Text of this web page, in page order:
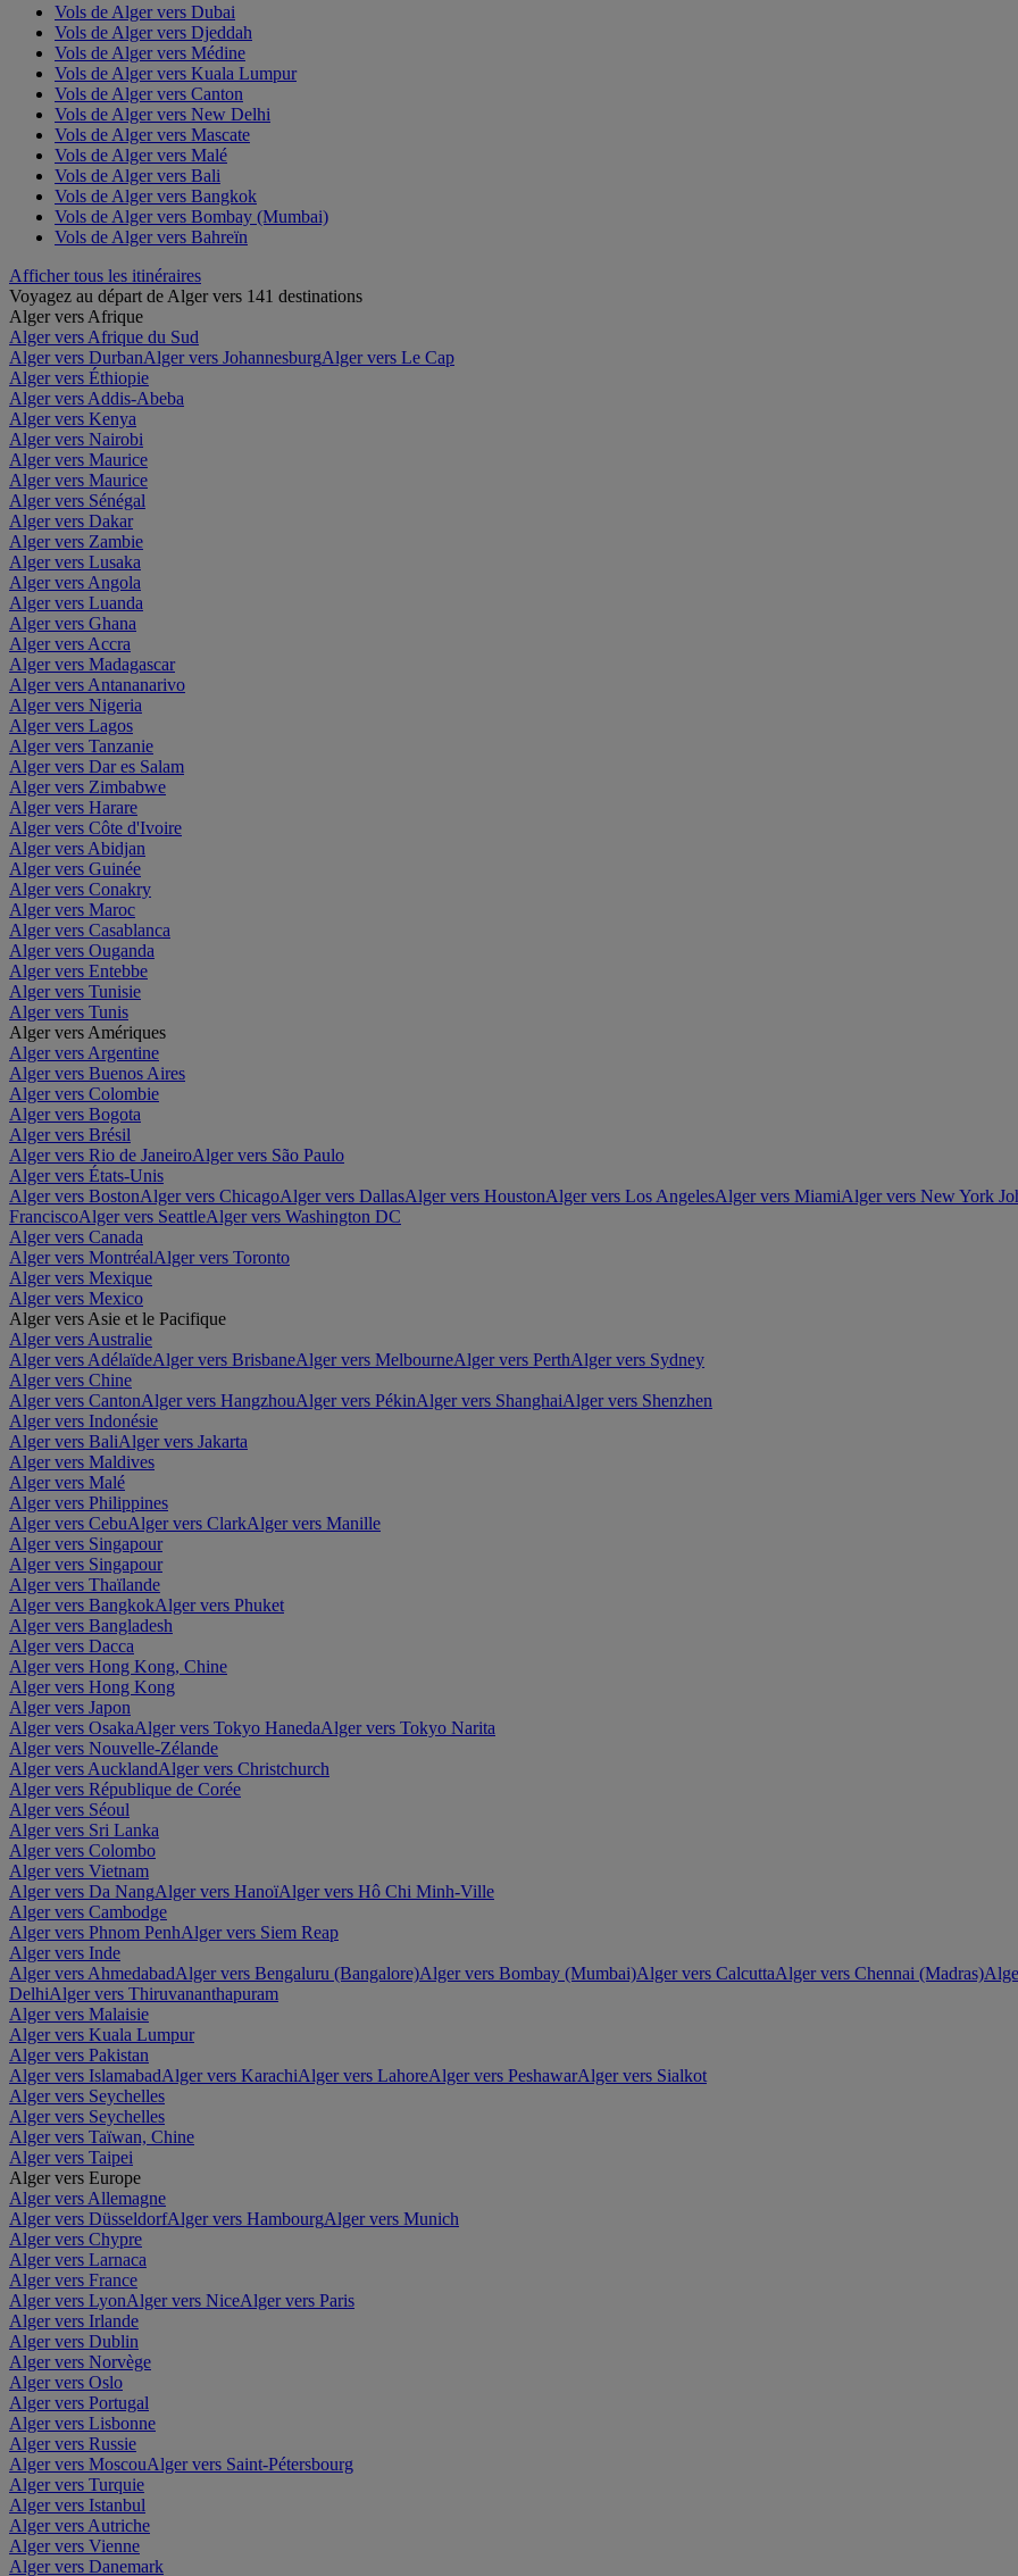
Vols de Alger vers Dubai
Vols de Alger vers Djeddah
Vols de Alger vers Médine
Vols de Alger vers Kuala Lumpur
Vols de Alger vers Canton
Vols de Alger vers New Delhi
Vols de Alger vers Mascate
Vols de Alger vers Malé
Vols de Alger vers Bali
Vols de Alger vers Bangkok
Vols de Alger vers Bombay (Mumbai)
Vols de Alger vers Bahreïn
Afficher tous les itinéraires
Voyagez au départ de Alger vers 141 destinations
Alger vers Afrique
Alger vers Afrique du Sud
Alger vers DurbanAlger vers JohannesburgAlger vers Le Cap
Alger vers Éthiopie
Alger vers Addis-Abeba
Alger vers Kenya
Alger vers Nairobi
Alger vers Maurice
Alger vers Maurice
Alger vers Sénégal
Alger vers Dakar
Alger vers Zambie
Alger vers Lusaka
Alger vers Angola
Alger vers Luanda
Alger vers Ghana
Alger vers Accra
Alger vers Madagascar
Alger vers Antananarivo
Alger vers Nigeria
Alger vers Lagos
Alger vers Tanzanie
Alger vers Dar es Salam
Alger vers Zimbabwe
Alger vers Harare
Alger vers Côte d'Ivoire
Alger vers Abidjan
Alger vers Guinée
Alger vers Conakry
Alger vers Maroc
Alger vers Casablanca
Alger vers Ouganda
Alger vers Entebbe
Alger vers Tunisie
Alger vers Tunis
Alger vers Amériques
Alger vers Argentine
Alger vers Buenos Aires
Alger vers Colombie
Alger vers Bogota
Alger vers Brésil
Alger vers Rio de JaneiroAlger vers São Paulo
Alger vers États-Unis
Alger vers BostonAlger vers ChicagoAlger vers DallasAlger vers HoustonAlger vers Los AngelesAlger vers MiamiAlger vers New York
FranciscoAlger vers SeattleAlger vers Washington DC
Alger vers Canada
Alger vers MontréalAlger vers Toronto
Alger vers Mexique
Alger vers Mexico
Alger vers Asie et le Pacifique
Alger vers Australie
Alger vers AdélaïdeAlger vers BrisbaneAlger vers MelbourneAlger vers PerthAlger vers Sydney
Alger vers Chine
Alger vers CantonAlger vers HangzhouAlger vers PékinAlger vers ShanghaiAlger vers Shenzhen
Alger vers Indonésie
Alger vers BaliAlger vers Jakarta
Alger vers Maldives
Alger vers Malé
Alger vers Philippines
Alger vers CebuAlger vers ClarkAlger vers Manille
Alger vers Singapour
Alger vers Singapour
Alger vers Thaïlande
Alger vers BangkokAlger vers Phuket
Alger vers Bangladesh
Alger vers Dacca
Alger vers Hong Kong, Chine
Alger vers Hong Kong
Alger vers Japon
Alger vers OsakaAlger vers Tokyo HanedaAlger vers Tokyo Narita
Alger vers Nouvelle-Zélande
Alger vers AucklandAlger vers Christchurch
Alger vers République de Corée
Alger vers Séoul
Alger vers Sri Lanka
Alger vers Colombo
Alger vers Vietnam
Alger vers Da NangAlger vers HanoïAlger vers Hô Chi Minh-Ville
Alger vers Cambodge
Alger vers Phnom PenhAlger vers Siem Reap
Alger vers Inde
Alger vers AhmedabadAlger vers Bengaluru (Bangalore)Alger vers Bombay (Mumbai)Alger vers CalcuttaAlger vers Chennai (Madras)
DelhiAlger vers Thiruvananthapuram
Alger vers Malaisie
Alger vers Kuala Lumpur
Alger vers Pakistan
Alger vers IslamabadAlger vers KarachiAlger vers LahoreAlger vers PeshawarAlger vers Sialkot
Alger vers Seychelles
Alger vers Seychelles
Alger vers Taïwan, Chine
Alger vers Taipei
Alger vers Europe
Alger vers Allemagne
Alger vers DüsseldorfAlger vers HambourgAlger vers Munich
Alger vers Chypre
Alger vers Larnaca
Alger vers France
Alger vers LyonAlger vers NiceAlger vers Paris
Alger vers Irlande
Alger vers Dublin
Alger vers Norvège
Alger vers Oslo
Alger vers Portugal
Alger vers Lisbonne
Alger vers Russie
Alger vers MoscouAlger vers Saint-Pétersbourg
Alger vers Turquie
Alger vers Istanbul
Alger vers Autriche
Alger vers Vienne
Alger vers Danemark